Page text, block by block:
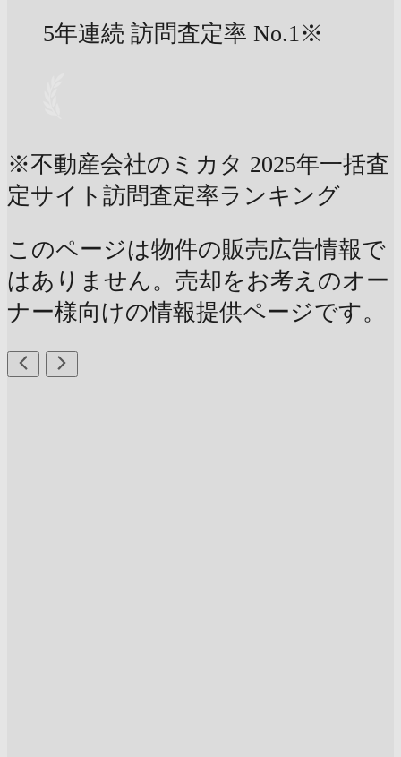
5年連続 訪問査定率 No.1※
※不動産会社のミカタ 2025年一括査
定サイト訪問査定率ランキング
このページは物件の販売広告情報で
はありません。売却をお考えのオー
ナー様向けの情報提供ページです。